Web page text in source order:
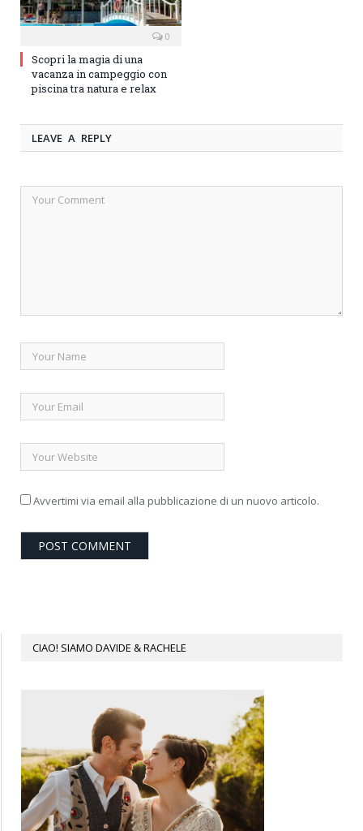
0
Scopri la magia di una
vacanza in campeggio con
piscina tra natura e relax
LEAVE A REPLY
Avvertimi via email alla pubblicazione di un nuovo articolo.
CIAO! SIAMO DAVIDE & RACHELE